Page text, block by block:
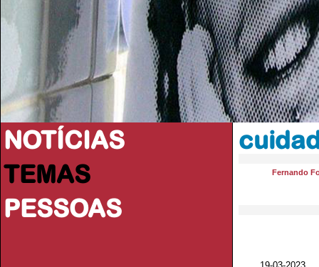
NOTÍCIAS
TEMAS
PESSOAS
Fernando